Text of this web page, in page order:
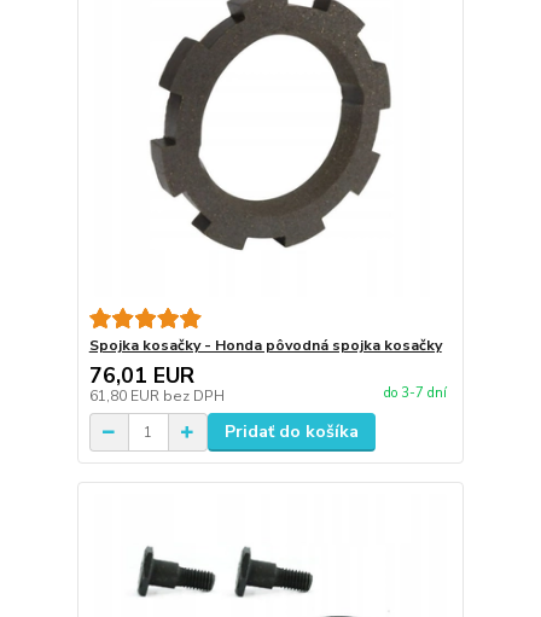
Spojka kosačky - Honda pôvodná spojka kosačky
76,01 EUR
61,80 EUR bez DPH do 3-7 dní
Pridať do košíka